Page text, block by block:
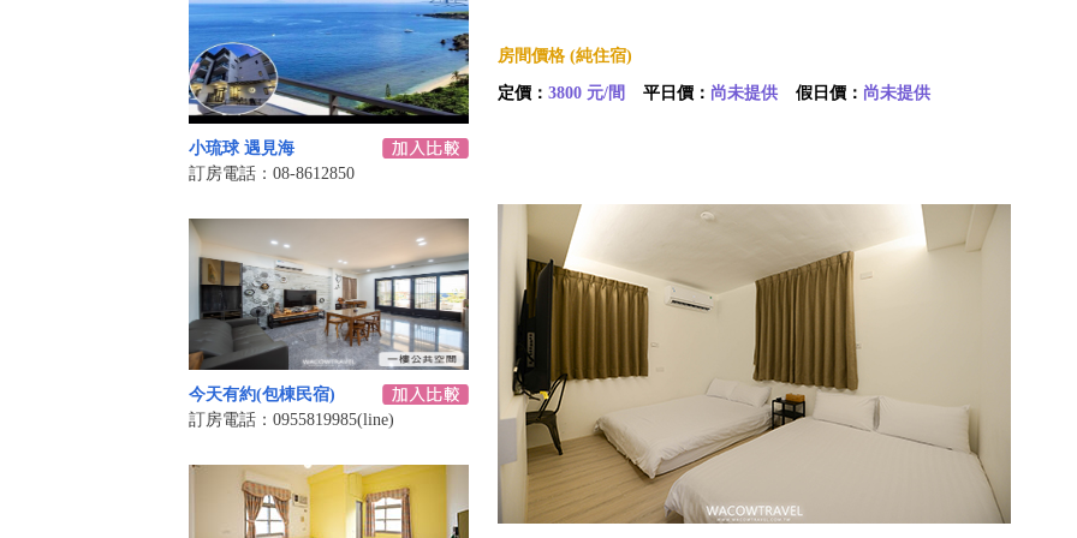
小琉球 遇見海
訂房電話：08-8612850
今天有約(包棟民宿)
訂房電話：0955819985(line)
房間價格 (純住宿)
定價： 3800 元/間 平日價： 尚未提供 假日價： 尚未提供